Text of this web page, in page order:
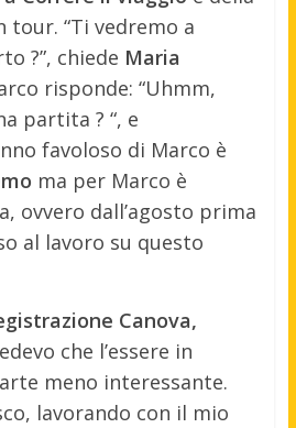
tour. “Ti vedremo a
?”, chiede Maria
risponde: “Uhmm,
partita ? “, e
favoloso di Marco è
ma per Marco è
ovvero dall’agosto prima
al lavoro su questo
Canova,
che l’essere in
meno interessante.
lavorando con il mio